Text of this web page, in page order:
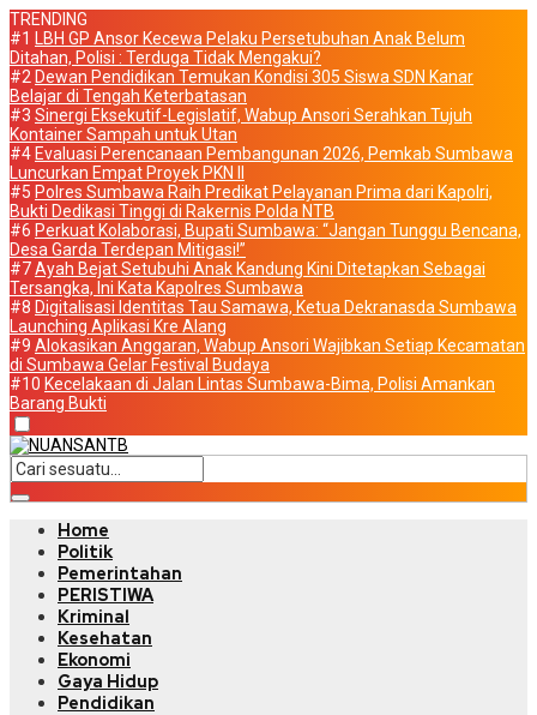
TRENDING
#1
LBH GP Ansor Kecewa Pelaku Persetubuhan Anak Belum
Ditahan, Polisi : Terduga Tidak Mengakui?
#2 Dewan Pendidikan Temukan Kondisi 305 Siswa SDN Kanar
Belajar di Tengah Keterbatasan
#3 Sinergi Eksekutif-Legislatif, Wabup Ansori Serahkan Tujuh
Kontainer Sampah untuk Utan
#4 Evaluasi Perencanaan Pembangunan 2026, Pemkab Sumbawa
Luncurkan Empat Proyek PKN II
#5 Polres Sumbawa Raih Predikat Pelayanan Prima dari Kapolri,
Bukti Dedikasi Tinggi di Rakernis Polda NTB
#6 Perkuat Kolaborasi, Bupati Sumbawa: “Jangan Tunggu Bencana,
Desa Garda Terdepan Mitigasi!”
#7Ayah Bejat Setubuhi Anak Kandung Kini Ditetapkan Sebagai
Tersangka, Ini Kata Kapolres Sumbawa
#8 Digitalisasi Identitas Tau Samawa, Ketua Dekranasda Sumbawa
Launching Aplikasi Kre Alang
#9 Alokasikan Anggaran, Wabup Ansori Wajibkan Setiap Kecamatan
di Sumbawa Gelar Festival Budaya
#10 Kecelakaan di Jalan Lintas Sumbawa-Bima, Polisi Amankan
Barang Bukti
Home
Politik
Pemerintahan
PERISTIWA
Kriminal
Kesehatan
Ekonomi
Gaya Hidup
Pendidikan